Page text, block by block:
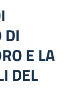
DI
E LA
DEL